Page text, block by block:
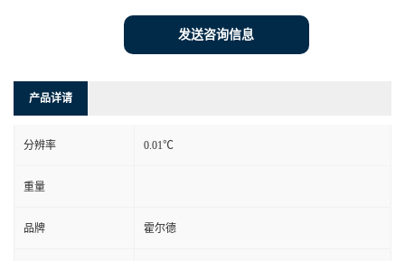
发送咨询信息
产品详请
分辨率 0.01℃
重量
品牌 霍尔德